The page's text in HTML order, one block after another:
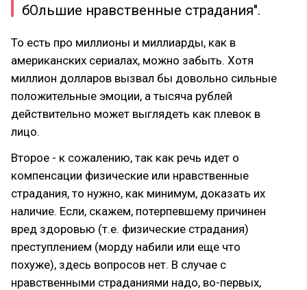
бОльшие нравственные страдания".
То есть про миллионы и миллиарды, как в
американских сериалах, можно забыть. Хотя
миллион долларов вызвал бы довольно сильные
положительные эмоции, а тысяча рублей
действительно может выглядеть как плевок в
лицо.
Второе - к сожалению, так как речь идет о
компенсации физические или нравственные
страдания, то нужно, как минимум, доказать их
наличие. Если, скажем, потерпевшему причинен
вред здоровью (т.е. физические страдания)
преступлением (морду набили или еще что
похуже), здесь вопросов нет. В случае с
нравственными страданиями надо, во-первых,